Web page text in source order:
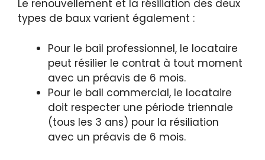
Le renouvellement et la résiliation des deux
types de baux varient également :
Pour le bail professionnel, le locataire
peut résilier le contrat à tout moment
avec un préavis de 6 mois.
Pour le bail commercial, le locataire
doit respecter une période triennale
(tous les 3 ans) pour la résiliation
avec un préavis de 6 mois.